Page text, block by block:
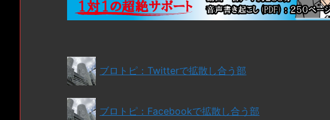
ブロトピ：Twitterで拡散し合う部
ブロトピ：Facebookで拡散し合う部